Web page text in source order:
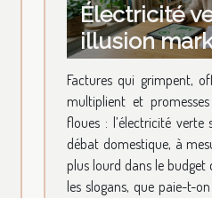
Électricité
illusion
réel levier
à la maison ?
Factures qui grimpent,
multiplient et
floues : l’électricité verte
débat domestique, à
plus lourd dans le budget
les slogans, que paie-t-